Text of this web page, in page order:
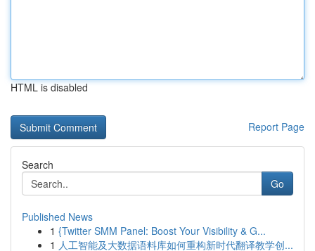
HTML is disabled
Report Page
Search
Go
Published News
1 {Twitter SMM Panel: Boost Your Visibility & G...
1 人工智能及大数据语料库如何重构新时代翻译教学创...